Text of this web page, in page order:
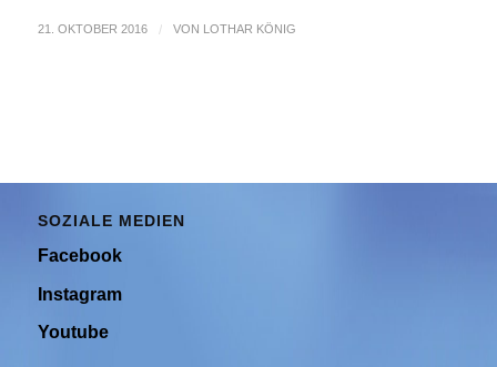
21. OKTOBER 2016 / VON LOTHAR KÖNIG
SOZIALE MEDIEN
Facebook
Instagram
Youtube